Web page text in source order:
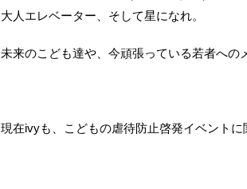
大人エレベーター、そして星になれ。
未来のこども達や、今頑張っている若者への
現在ivyも、こどもの虐待防止啓発イベントに